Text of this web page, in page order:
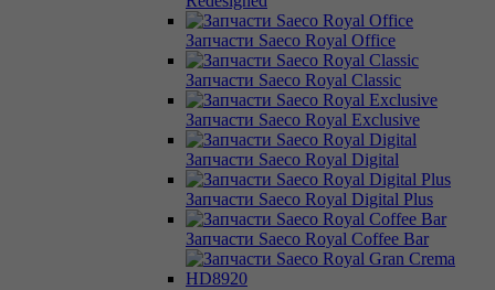
Запчасти Saeco Royal Office
Запчасти Saeco Royal Classic
Запчасти Saeco Royal Exclusive
Запчасти Saeco Royal Digital
Запчасти Saeco Royal Digital Plus
Запчасти Saeco Royal Coffee Bar